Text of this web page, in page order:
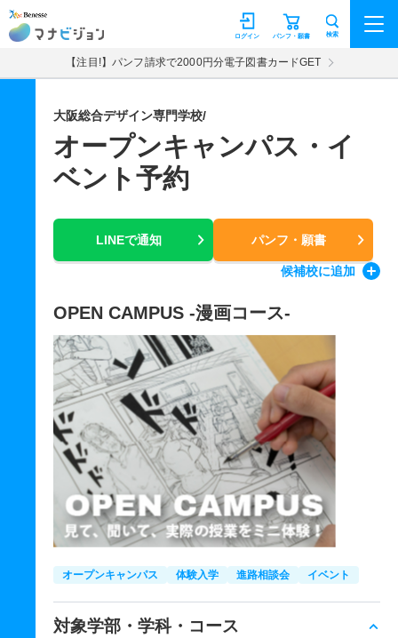
マナビジョン パンフ・願書
ログイン 検索
【注目!】パンフ請求で2000円分電子図書カードGET
大阪総合デザイン専門学校/
オープンキャンパス・イ
ベント予約
LINEで通知 パンフ・願書
候補校に追加
OPEN CAMPUS -漫画コース-
オープンキャンパス 体験入学 進路相談会 イベント
対象学部・学科・コース